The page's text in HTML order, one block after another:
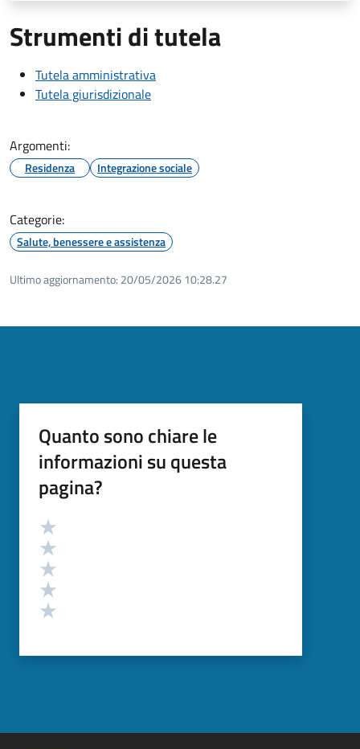
Strumenti di tutela
Tutela amministrativa
Tutela giurisdizionale
Argomenti:
Residenza Integrazione sociale
Categorie:
Salute, benessere e assistenza
Ultimo aggiornamento: 20/05/2026 10:28.27
Quanto sono chiare le
informazioni su questa
pagina?
Valutazione